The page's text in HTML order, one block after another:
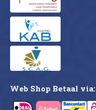
Web Shop Betaal via: